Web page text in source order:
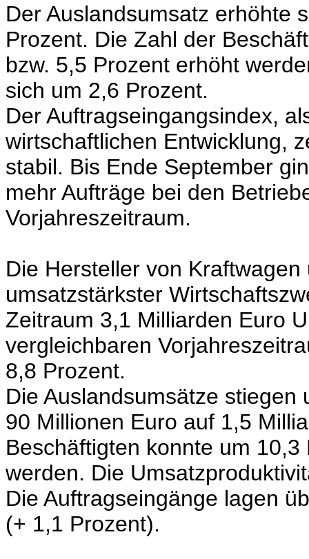
Der Auslandsumsatz erhöhte
Prozent. Die Zahl der
bzw. 5,5 Prozent erhöht
sich um 2,6 Prozent.
Der Auftragseingangsindex,
wirtschaftlichen Entwicklung,
stabil. Bis Ende September
mehr Aufträge bei den
Vorjahreszeitraum.
Die Hersteller von
umsatzstärkster
Zeitraum 3,1 Milliarden Euro
vergleichbaren
8,8 Prozent.
Die Auslandsumsätze stiegen
90 Millionen Euro auf 1,5
Beschäftigten konnte um
werden. Die
Die Auftragseingänge lagen
(+ 1,1 Prozent).